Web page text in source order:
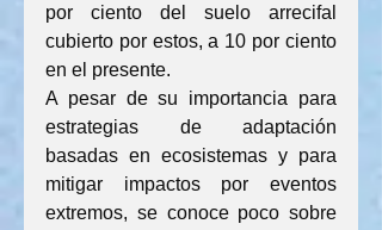
por ciento del suelo arrecifal
cubierto por estos, a 10 por ciento
en el presente.
A pesar de su importancia para
estrategias de adaptación
basadas en ecosistemas y para
mitigar impactos por eventos
extremos, se conoce poco sobre